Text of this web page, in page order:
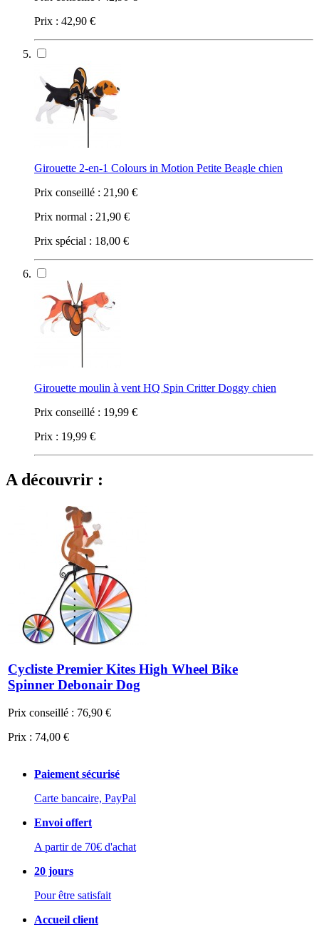
Prix : 42,90 €
Girouette 2-en-1 Colours in Motion Petite Beagle chien
Prix conseillé : 21,90 €
Prix normal : 21,90 €
Prix spécial : 18,00 €
Girouette moulin à vent HQ Spin Critter Doggy chien
Prix conseillé : 19,99 €
Prix : 19,99 €
A découvrir :
Cycliste Premier Kites High Wheel Bike
Spinner Debonair Dog
Prix conseillé : 76,90 €
Prix : 74,00 €
Paiement sécurisé
Carte bancaire, PayPal
Envoi offert
A partir de 70€ d'achat
20 jours
Pour être satisfait
Accueil client